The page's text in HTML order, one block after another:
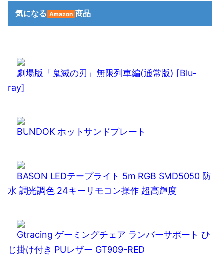
気になる Amazon 商品
劇場版「鬼滅の刃」無限列車編(通常版) [Blu-
ray]
BUNDOK ホットサンドプレート
BASON LEDテープライト 5m RGB SMD5050 防
水 調光調色 24キーリモコン操作 超高輝度
Gtracing ゲーミングチェア ランバーサポート ひ
じ掛け付き PUレザー GT909-RED